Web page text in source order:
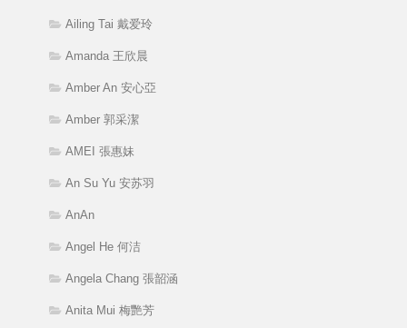
Ailing Tai 戴爱玲
Amanda 王欣晨
Amber An 安心亞
Amber 郭采潔
AMEI 張惠妹
An Su Yu 安苏羽
AnAn
Angel He 何洁
Angela Chang 張韶涵
Anita Mui 梅艷芳